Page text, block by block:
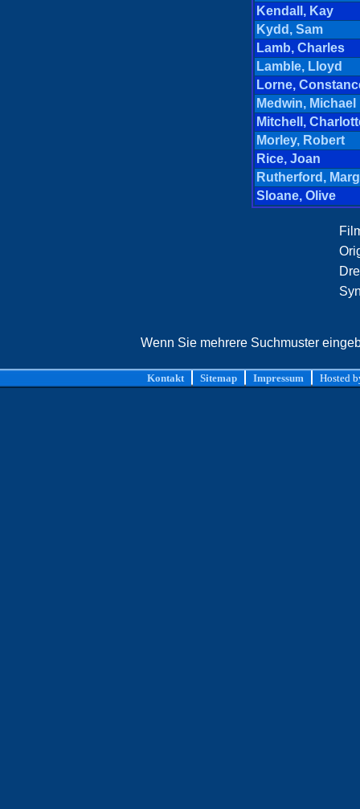
Kendall, Kay
Kydd, Sam
Lamb, Charles
Lamble, Lloyd
Lorne,
Medwin, Michael
Mitchell,
Morley, Robert
Rice, Joan
Rutherford,
Sloane, Olive
Wenn Sie mehrere Suchmuster
Kontakt Sitemap Impressum Hosted